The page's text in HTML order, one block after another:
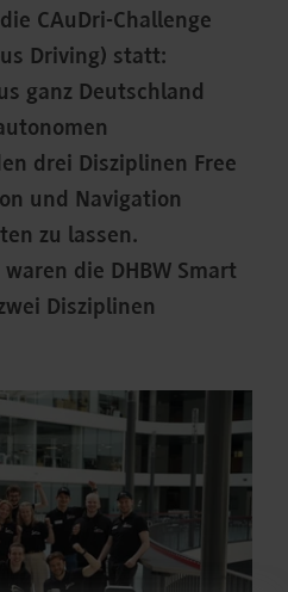
CAuDri-Challenge
Driving) statt:
ganz Deutschland
drei Disziplinen Free
und Navigation
zu lassen.
die DHBW Smart
Disziplinen